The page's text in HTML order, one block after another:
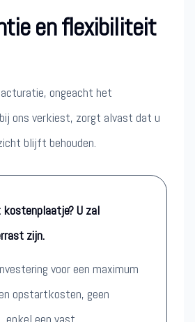
en flexibiliteit
ongeacht het
ons verkiest, zorgt alvast dat u
blijft behouden.
U zal
zijn.
voor een maximum
opstartkosten, geen